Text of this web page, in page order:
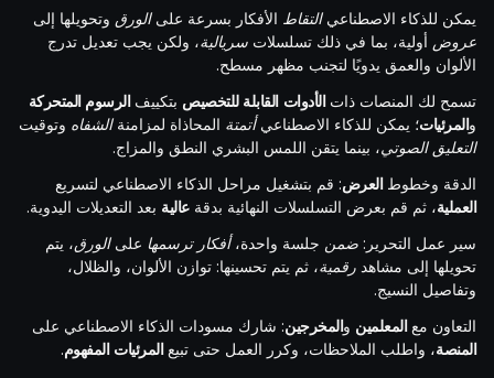
يمكن للذكاء الاصطناعيالتقاط الأفكار بسرعة علىالورق وتحويلها إلى
عروض أولية، بما في ذلك تسلسلات سريالية، ولكن يجب تعديل تدرج
الألوان والعمق يدويًا لتجنب مظهر مسطح.
تسمح لك المنصات ذاتالأدوات القابلة للتخصيص بتكييفالرسوم المتحركة
والمرئيات؛ يمكن للذكاء الاصطناعيأتمتة المحاذاة لمزامنةالشفاه وتوقيت
التعليق الصوتي، بينما يتقن اللمس البشري النطق والمزاج.
الدقة وخطوطالعرض: قم بتشغيل مراحل الذكاء الاصطناعي لتسريع
العملية، ثم قم بعرض التسلسلات النهائية بدقةعالية بعد التعديلات اليدوية.
سير عمل التحرير: ضمن جلسة واحدة،أفكار ترسمها علىالورق، يتم
تحويلها إلى مشاهد رقمية، ثم يتم تحسينها: توازن الألوان، والظلال،
وتفاصيل النسيج.
التعاون معالمعلمين والمخرجين: شارك مسودات الذكاء الاصطناعي على
المنصة، واطلب الملاحظات، وكرر العمل حتى تبيعالمرئيات المفهوم.